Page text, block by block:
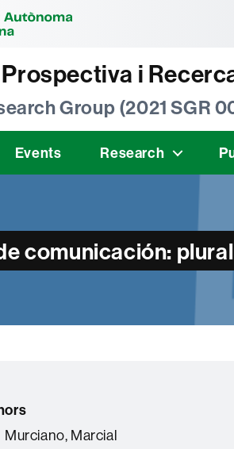
i
Group (2021 SGR
Events Research
comunicación:
Murciano, Marcial